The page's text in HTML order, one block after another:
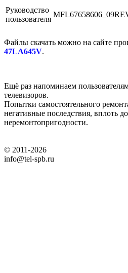
Руководство
пользователя
Файлы скачать можно на сайте
47LA645V.
Ещё раз напоминаем
телевизоров.
Попытки самостоятельного
негативные последствия, вплоть
неремонтопригодности.
© 2011-2026
info@tel-spb.ru